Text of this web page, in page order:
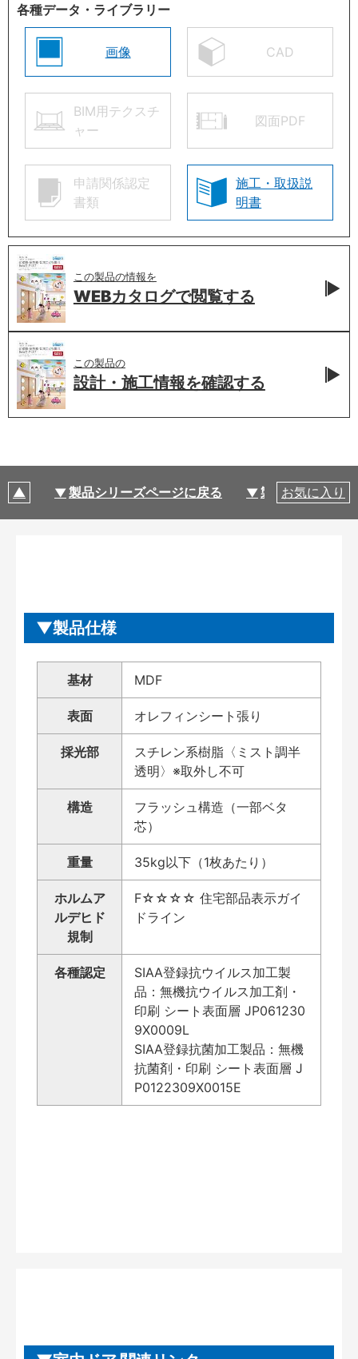
各種データ・ライブラリー
画像 CAD
BIM用テクスチ
ャー
図面PDF
申請関係認定
書類
施工・取扱説
明書
この製品の情報を
WEBカタログで閲覧する
この製品の
設計・施工情報を確認する
製品シリーズページに戻る 製品仕様
お気に入り
製品仕様
基材 MDF
表面 オレフィンシート張り
採光部
スチレン系樹脂〈ミスト調半
透明〉※取外し不可
構造
フラッシュ構造（一部ベタ
芯）
重量 35kg以下（1枚あたり）
ホルムア
ルデヒド
規制
F☆☆☆☆ 住宅部品表示ガイ
ドライン
各種認定
SIAA登録抗ウイルス加工製
品：無機抗ウイルス加工剤・
印刷 シート表面層 JP061230
9X0009L
SIAA登録抗菌加工製品：無機
抗菌剤・印刷 シート表面層 J
P0122309X0015E